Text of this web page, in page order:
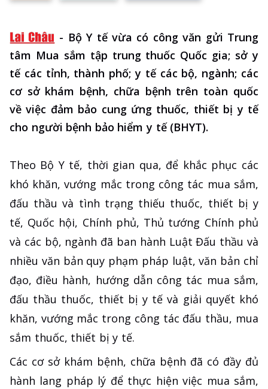
- Bộ Y tế vừa có công văn gửi Trung
tâm Mua sắm tập trung thuốc Quốc gia; sở y
tế các tỉnh, thành phố; y tế các bộ, ngành; các
cơ sở khám bệnh, chữa bệnh trên toàn quốc
về việc đảm bảo cung ứng thuốc, thiết bị y tế
cho người bệnh bảo hiểm y tế (BHYT).
Theo Bộ Y tế, thời gian qua, để khắc phục các
khó khăn, vướng mắc trong công tác mua sắm,
đấu thầu và tình trạng thiếu thuốc, thiết bị y
tế, Quốc hội, Chính phủ, Thủ tướng Chính phủ
và các bộ, ngành đã ban hành Luật Đấu thầu và
nhiều văn bản quy phạm pháp luật, văn bản chỉ
đạo, điều hành, hướng dẫn công tác mua sắm,
đấu thầu thuốc, thiết bị y tế và giải quyết khó
khăn, vướng mắc trong công tác đấu thầu, mua
sắm thuốc, thiết bị y tế.
Các cơ sở khám bệnh, chữa bệnh đã có đầy đủ
hành lang pháp lý để thực hiện việc mua sắm,